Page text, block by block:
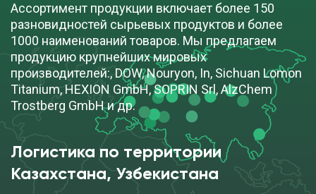
Ассортимент продукции включает более 150
разновидностей сырьевых продуктов и более
1000 наименований товаров. Мы предлагаем
продукцию крупнейших мировых
производителей:, DOW, Nouryon, In, Sichuan Lomon
Titanium, HEXION GmbH, SOPRIN Srl, AlzChem
Trostberg GmbH и др.
Логистика по территории
Казахстана, Узбекистана